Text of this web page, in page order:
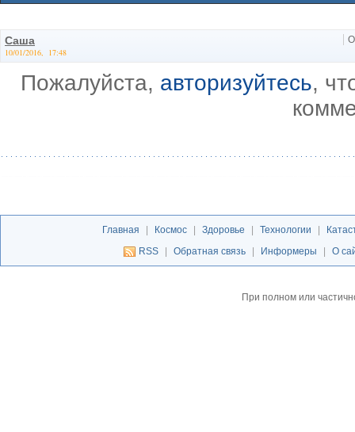
Саша
10/01/2016, 17:48
Пожалуйста, авторизуйтесь,
Главная Космос Здоровье Технологии
RSS
Обратная связь Информеры О
При полном или